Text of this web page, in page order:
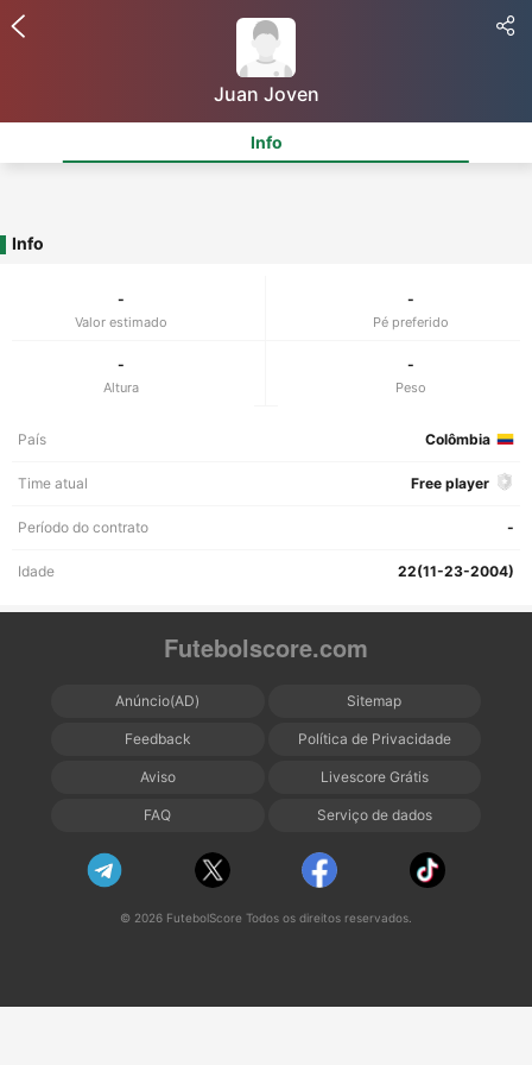
Juan Joven
Info
Info
-
Valor estimado
-
Pé preferido
-
Altura
-
Peso
País Colômbia
Time atual Free player
Período do contrato -
Idade 22(11-23-2004)
Futebolscore.com
Anúncio(AD) Sitemap
Feedback Política de Privacidade
Aviso Livescore Grátis
FAQ Serviço de dados
© 2026 FutebolScore Todos os direitos reservados.